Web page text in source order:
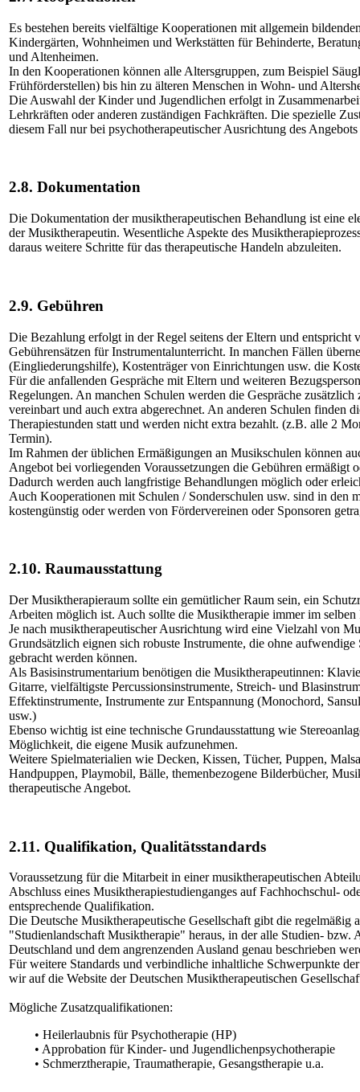
Es bestehen bereits vielfältige Kooperationen mit allgemein
Kindergärten, Wohnheimen und Werkstätten für Behinderte,
und Altenheimen.
In den Kooperationen können alle Altersgruppen, zum Beispiel
Frühförderstellen) bis hin zu älteren Menschen in Wohn- und
Die Auswahl der Kinder und Jugendlichen erfolgt in
Lehrkräften oder anderen zuständigen Fachkräften. Die spezielle
diesem Fall nur bei psychotherapeutischer Ausrichtung des
2.8. Dokumentation
Die Dokumentation der musiktherapeutischen Behandlung ist eine
der Musiktherapeutin. Wesentliche Aspekte des
daraus weitere Schritte für das therapeutische Handeln abzuleiten.
2.9. Gebühren
Die Bezahlung erfolgt in der Regel seitens der Eltern und entspricht
Gebührensätzen für Instrumentalunterricht. In manchen Fällen
(Eingliederungshilfe), Kostenträger von Einrichtungen usw. die
Für die anfallenden Gespräche mit Eltern und weiteren
Regelungen. An manchen Schulen werden die Gespräche zusätzlich
vereinbart und auch extra abgerechnet. An anderen Schulen finden
Therapiestunden statt und werden nicht extra bezahlt. (z.B. alle 2
Termin).
Im Rahmen der üblichen Ermäßigungen an Musikschulen können
Angebot bei vorliegenden Voraussetzungen die Gebühren ermäßigt
Dadurch werden auch langfristige Behandlungen möglich oder
Auch Kooperationen mit Schulen / Sonderschulen usw. sind in den
kostengünstig oder werden von Fördervereinen oder Sponsoren
2.10. Raumausstattung
Der Musiktherapieraum sollte ein gemütlicher Raum sein, ein
Arbeiten möglich ist. Auch sollte die Musiktherapie immer im selben
Je nach musiktherapeutischer Ausrichtung wird eine Vielzahl von
Grundsätzlich eignen sich robuste Instrumente, die ohne
gebracht werden können.
Als Basisinstrumentarium benötigen die Musiktherapeutinnen:
Gitarre, vielfältigste Percussionsinstrumente, Streich- und
Effektinstrumente, Instrumente zur Entspannung (Monochord,
usw.)
Ebenso wichtig ist eine technische Grundausstattung wie
Möglichkeit, die eigene Musik aufzunehmen.
Weitere Spielmaterialien wie Decken, Kissen, Tücher, Puppen,
Handpuppen, Playmobil, Bälle, themenbezogene Bilderbücher,
therapeutische Angebot.
2.11. Qualifikation, Qualitätsstandards
Voraussetzung für die Mitarbeit in einer musiktherapeutischen
Abschluss eines Musiktherapiestudienganges auf Fachhochschul-
entsprechende Qualifikation.
Die Deutsche Musiktherapeutische Gesellschaft gibt die regelmäßig
"Studienlandschaft Musiktherapie" heraus, in der alle Studien- bzw.
Deutschland und dem angrenzenden Ausland genau beschrieben
Für weitere Standards und verbindliche inhaltliche Schwerpunkte
wir auf die Website der Deutschen Musiktherapeutischen
Mögliche Zusatzqualifikationen:
• Heilerlaubnis für Psychotherapie (HP)
• Approbation für Kinder- und Jugendlichenpsychotherapie
• Schmerztherapie, Traumatherapie, Gesangstherapie u.a.